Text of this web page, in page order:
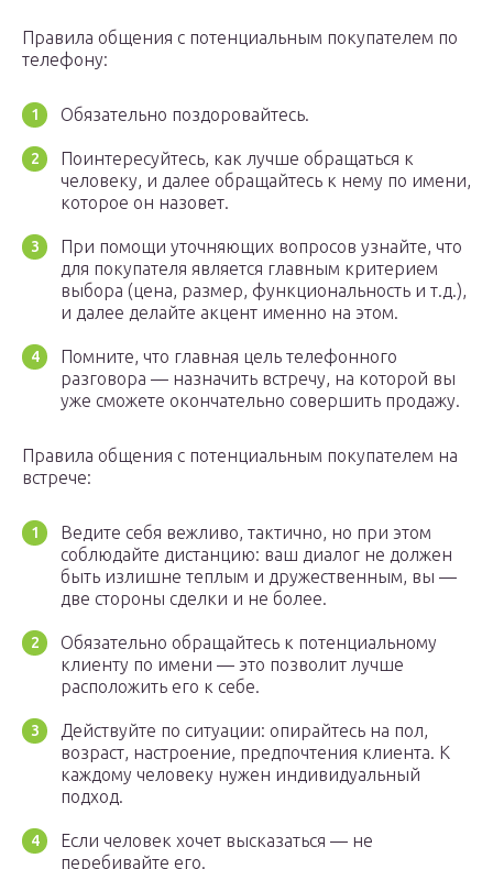
Правила общения с потенциальным покупателем по
телефону:
Обязательно поздоровайтесь.
Поинтересуйтесь, как лучше обращаться к
человеку, и далее обращайтесь к нему по имени,
которое он назовет.
При помощи уточняющих вопросов узнайте, что
для покупателя является главным критерием
выбора (цена, размер, функциональность и т.д.),
и далее делайте акцент именно на этом.
Помните, что главная цель телефонного
разговора — назначить встречу, на которой вы
уже сможете окончательно совершить продажу.
Правила общения с потенциальным покупателем на
встрече:
Ведите себя вежливо, тактично, но при этом
соблюдайте дистанцию: ваш диалог не должен
быть излишне теплым и дружественным, вы —
две стороны сделки и не более.
Обязательно обращайтесь к потенциальному
клиенту по имени — это позволит лучше
расположить его к себе.
Действуйте по ситуации: опирайтесь на пол,
возраст, настроение, предпочтения клиента. К
каждому человеку нужен индивидуальный
подход.
Если человек хочет высказаться — не
перебивайте его.